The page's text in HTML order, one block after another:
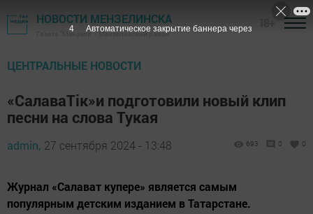
НОВОСТИ МЕНЗЕЛИНСКА
Газета "Мензеля" - Мензелинский район
ЦЕНТРАЛЬНЫЕ НОВОСТИ
«СалаваТік»и подготовили новый клип
песни на слова Тукая
admin, 27 сентября 2024 - 13:48 693 0 0
Журнал «Салават купере» является самым
популярным детским изданием в Татарстане.
3 Автоматическое закрытие баннера через